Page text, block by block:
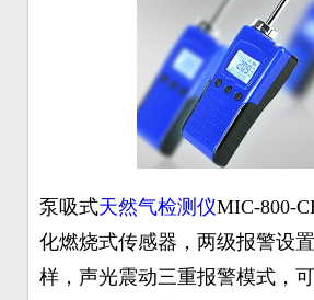
泵吸式天然气检测仪MIC-800-
化燃烧式传感器，两级报警设
样，声光震动三重报警模式，